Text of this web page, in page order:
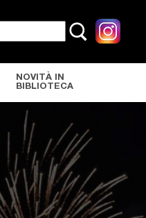
NOVITÀ IN
BIBLIOTECA